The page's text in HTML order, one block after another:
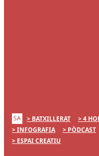
SA BATXILLERAT 4
INFOGRAFIA
PÒDCAST
ESPAI CREATIU